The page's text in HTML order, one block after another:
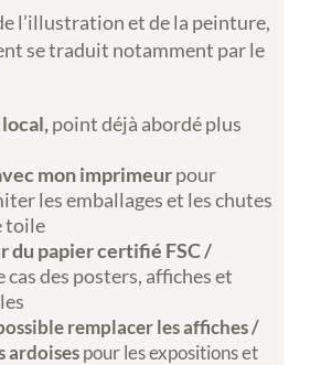
l’illustration et de la peinture,
se traduit notamment par le
point déjà abordé plus
mon imprimeurpour
les emballages et les chutes
toile
du papier certifié FSC /
cas des posters, affiches et
remplacer les affiches /
ardoisespour les expositions et